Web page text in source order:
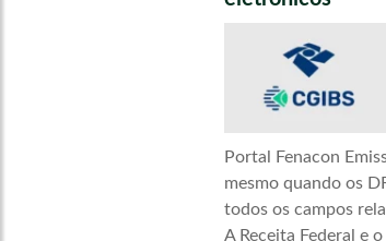
Portal Fenacon
mesmo quando os
todos os campos
A Receita Federal e